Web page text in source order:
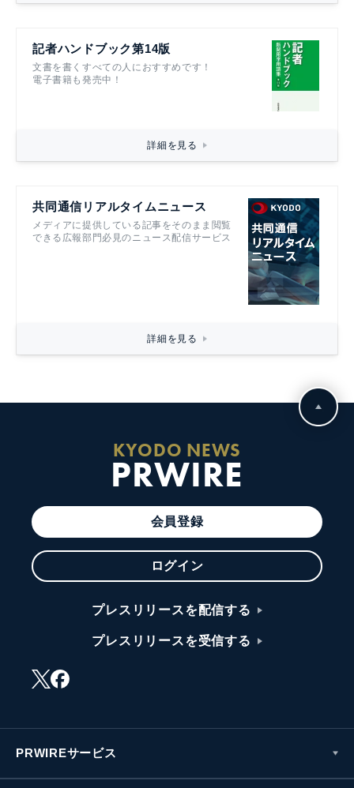
記者ハンドブック第14版
文書を書くすべての人におすすめです！
電子書籍も発売中！
詳細を見る
共同通信リアルタイムニュース
メディアに提供している記事をそのまま閲覧
できる広報部門必見のニュース配信サービス
詳細を見る
KYODO NEWS
PRWIRE
会員登録
ログイン
プレスリリースを配信する
プレスリリースを受信する
PRWIREサービス